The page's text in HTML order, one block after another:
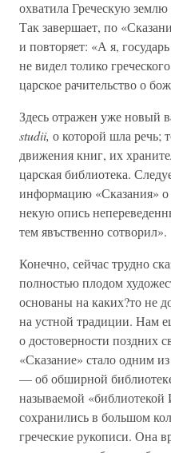
охватила Греческую землю
Так завершает, по
и повторяет: «А я,
не видел толико
царское рачительство о
Здесь отражен уже новый
studii, о которой шла речь;
движения книг, их
царская библиотека.
информацию «Сказания»
некую опись
тем явъственно сотворил».
Конечно, сейчас трудно
полностью плодом
основаны на каких?то не
на устной традиции. Нам
о достоверности поздних
«Сказание» стало одним
— об обширной
называемой «библиотекой
сохранились в большом
греческие рукописи. Она